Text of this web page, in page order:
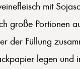
mit
große Portionen
der Füllung
legen